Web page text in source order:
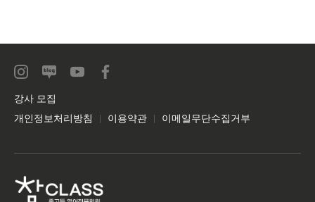
강사 모집
개인정보처리방침
이용약관 이메일무단수집거부